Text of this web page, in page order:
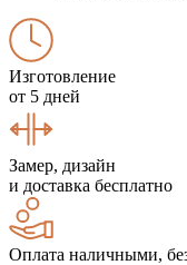
Изготовление
от 5 дней
Замер, дизайн
и доставка бесплатно
Оплата наличными,